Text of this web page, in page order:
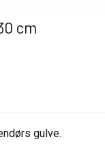
cm
gulve.